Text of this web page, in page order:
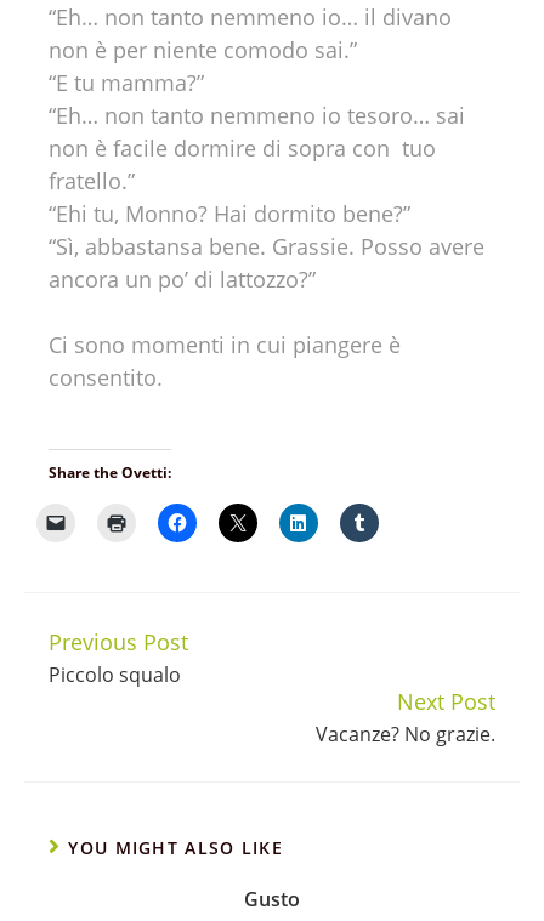
“Eh… non tanto nemmeno io… il divano
non è per niente comodo sai.”
“E tu mamma?”
“Eh… non tanto nemmeno io tesoro… sai
non è facile dormire di sopra con tuo
fratello.”
“Ehi tu, Monno? Hai dormito bene?”
“Sì, abbastansa bene. Grassie. Posso avere
ancora un po’ di lattozzo?”
Ci sono momenti in cui piangere è
consentito.
Share the Ovetti:
Continue
Reading
Previous Post
Piccolo squalo
Next Post
Vacanze? No grazie.
YOU MIGHT ALSO LIKE
Gusto